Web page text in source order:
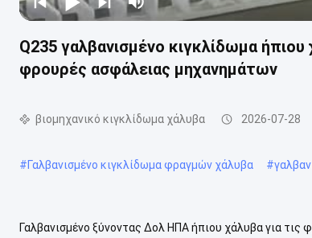
Q235 γαλβανισμένο κιγκλίδωμα
φρουρές ασφάλειας μηχανημάτων
βιομηχανικό κιγκλίδωμα χάλυβα 2026-07-28
#Γαλβανισμένο κιγκλίδωμα φραγμών χάλυβα #
Γαλβανισμένο ξύνοντας Δολ ΗΠΑ ήπιου χάλυβα για